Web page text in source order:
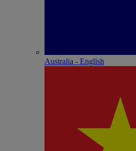
Australia - English